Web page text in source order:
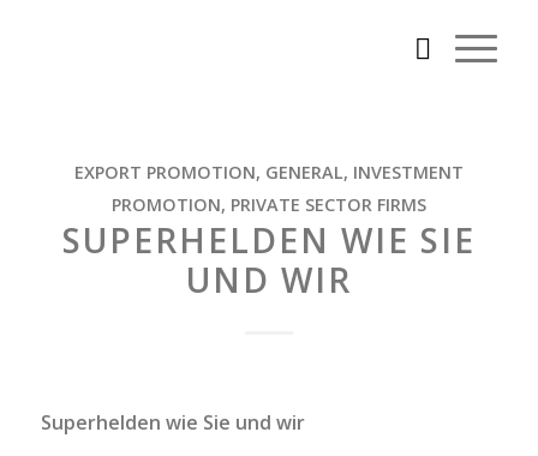
EXPORT PROMOTION, GENERAL, INVESTMENT
PROMOTION, PRIVATE SECTOR FIRMS
SUPERHELDEN WIE SIE
UND WIR
Superhelden wie Sie und wir